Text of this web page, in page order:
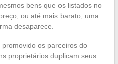
bens que os listados no
ou até mais barato, uma
desaparece.
os parceiros do
proprietários duplicam seus